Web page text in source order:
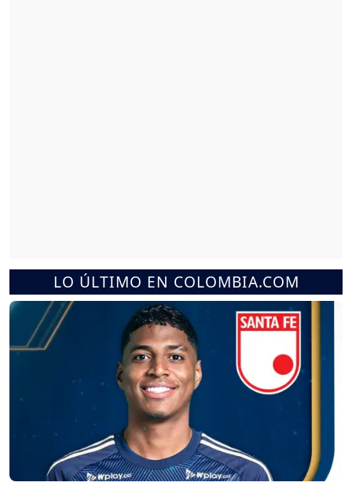
LO ÚLTIMO EN COLOMBIA.COM